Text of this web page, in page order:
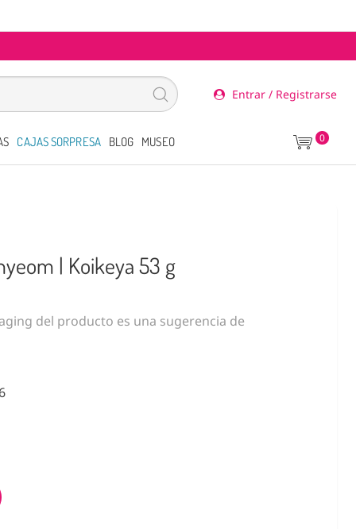
Entrar / Registrarse
CAJAS SORPRESA BLOG MUSEO 0
| Koikeya 53 g
del producto es una sugerencia de